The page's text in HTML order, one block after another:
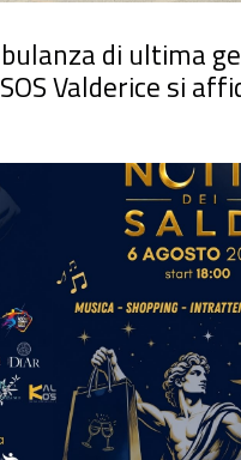
di ultima
Valderice si